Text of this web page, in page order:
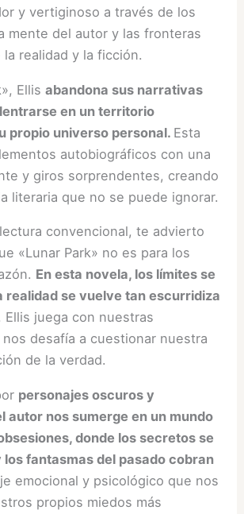
y vertiginoso a través de los
mente del autor y las fronteras
realidad y la ficción.
Ellisabandona sus narrativas
en un territorio
propio universo personal. Esta
autobiográficos con una
y giros sorprendentes, creando
literaria que no se puede ignorar.
convencional, te advierto
«Lunar Park» no es para los
En esta novela, los límites se
realidad se vuelve tan escurridiza
Ellis juega con nuestras
desafía a cuestionar nuestra
de la verdad.
personajes oscuros y
autor nos sumerge en un mundo
donde los secretos se
fantasmas del pasado cobran
emocional y psicológico que nos
propios miedos más